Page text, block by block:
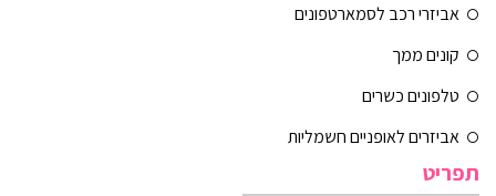
אביזרי רכב לסמארטפונים
קונים ממך
טלפונים כשרים
אביזרים לאופניים חשמליות
תפריט